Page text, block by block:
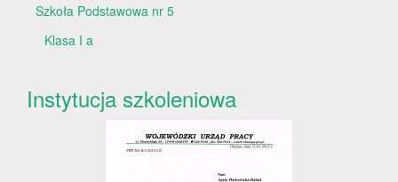
Szkoła Podstawowa nr 5
Klasa I a
Instytucja szkoleniowa